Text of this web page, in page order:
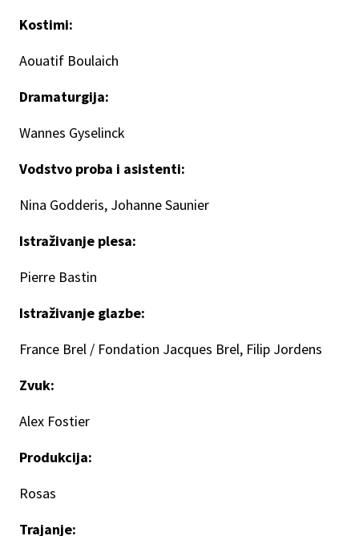
Kostimi:
Aouatif Boulaich
Dramaturgija:
Wannes Gyselinck
Vodstvo proba i asistenti:
Nina Godderis, Johanne Saunier
Istraživanje plesa:
Pierre Bastin
Istraživanje glazbe:
France Brel / Fondation Jacques Brel, Filip Jordens
Zvuk:
Alex Fostier
Produkcija:
Rosas
Trajanje: